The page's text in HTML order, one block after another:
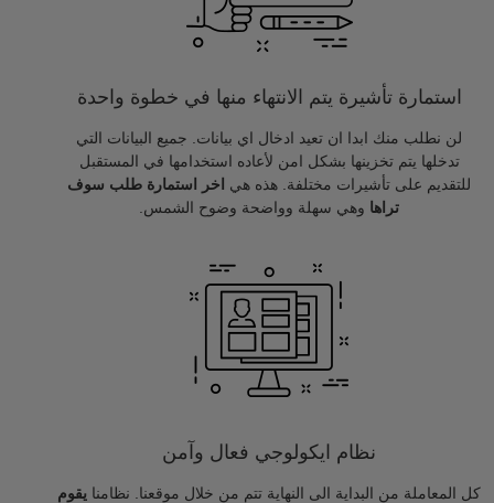
استمارة تأشيرة يتم الانتهاء منها في خطوة واحدة
لن نطلب منك ابدا ان تعيد ادخال اي بيانات. جميع البيانات التي
تدخلها يتم تخزينها بشكل امن لأعاده استخدامها في المستقبل
للتقديم على تأشيرات مختلفة. هذه هي
اخر استمارة طلب سوف
تراها وهي سهلة وواضحة وضوح الشمس.
نظام ايكولوجي فعال وآمن
كل المعاملة من البداية الى النهاية تتم من خلال موقعنا. نظامنا يقوم